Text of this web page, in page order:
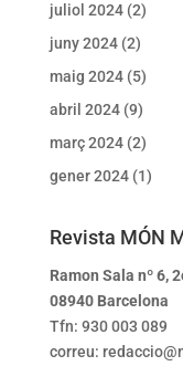
juliol 2024(2)
juny 2024(2)
maig 2024(5)
abril 2024(9)
març 2024(2)
gener 2024(1)
Revista MÓN
Ramon Sala nº 6,
08940 Barcelona
Tfn: 930 003 089
correu: